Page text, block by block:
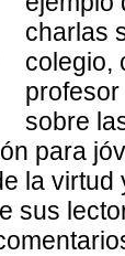
charlas
colegio,
sobre
para
la virtud
sus